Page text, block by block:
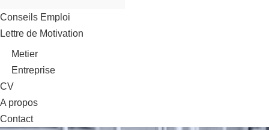
Conseils Emploi
Lettre de Motivation
Metier
Entreprise
CV
A propos
Contact